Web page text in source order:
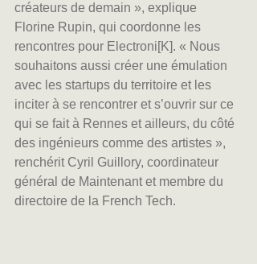
créateurs de demain », explique
Florine Rupin, qui coordonne les
rencontres pour Electroni[K]. « Nous
souhaitons aussi créer une émulation
avec les startups du territoire et les
inciter à se rencontrer et s’ouvrir sur ce
qui se fait à Rennes et ailleurs, du côté
des ingénieurs comme des artistes »,
renchérit Cyril Guillory, coordinateur
général de Maintenant et membre du
directoire de la French Tech.